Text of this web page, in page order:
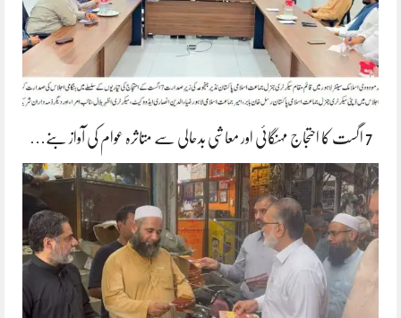
7 اگست کا احتجاج مہنگائی اور معاشی بدحالی سے متاثرہ عوام کی آواز بنے…